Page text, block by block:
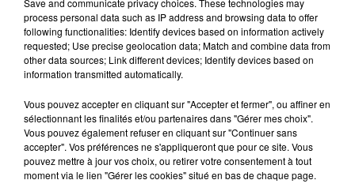
Quatre blessés dont un grave dans un
accident sur l'A10
Le choc a eu lieu dans la matinée, vendredi 7 août à
hauteur de Sainville en direction d'Orléans.
LE GRAND FORMAT Voir plus
process personal data such as IP address and browsing data to offer
following functionalities: Identify devices based on information actively
requested; Use precise geolocation data; Match and combine data from
other data sources; Link different devices; Identify devices based on
information transmitted automatically.
Vous pouvez accepter en cliquant sur "Accepter et fermer", ou affiner en
sélectionnant les finalités et/ou partenaires dans "Gérer mes choix".
Vous pouvez également refuser en cliquant sur "Continuer sans
accepter". Vos préférences ne s'appliqueront que pour ce site. Vous
pouvez mettre à jour vos choix, ou retirer votre consentement à tout
moment via le lien "Gérer les cookies" situé en bas de chaque page.